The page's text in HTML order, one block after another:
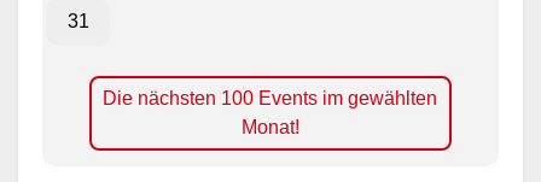
31
Die nächsten 100 Events im gewählten
Monat!